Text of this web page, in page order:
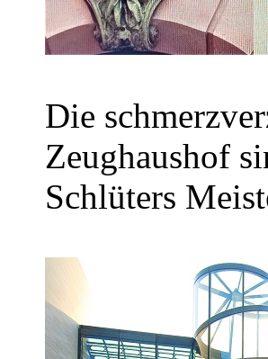
Die
Zeughaushof
Schlüters